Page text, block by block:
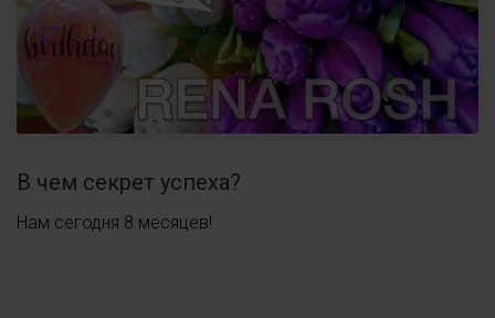
В чем секрет успеха?
Нам сегодня 8 месяцев!